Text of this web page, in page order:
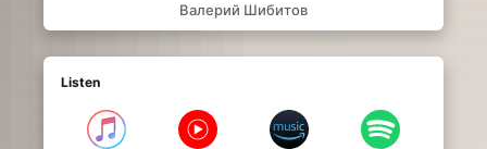
Валерий Шибитов
Listen